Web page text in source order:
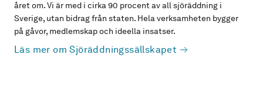
året om. Vi är med i cirka 90 procent av all sjöräddning i
Sverige, utan bidrag från staten. Hela verksamheten bygger
på gåvor, medlemskap och ideella insatser.
Läs mer om Sjöräddningssällskapet